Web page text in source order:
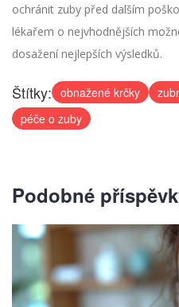
ochránit zuby před dalším
lékařem o nejvhodnějších
dosažení nejlepších výsledků.
Štítky: obnažené krčky
péče o zuby
Podobné